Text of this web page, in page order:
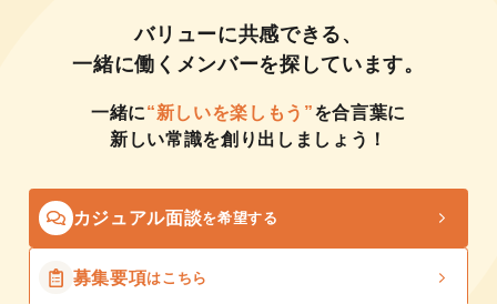
バリューに共感できる、
一緒に働くメンバーを探しています。
一緒に“新しいを楽しもう”を合言葉に
新しい常識を創り出しましょう！
カジュアル面談を希望する
募集要項はこちら